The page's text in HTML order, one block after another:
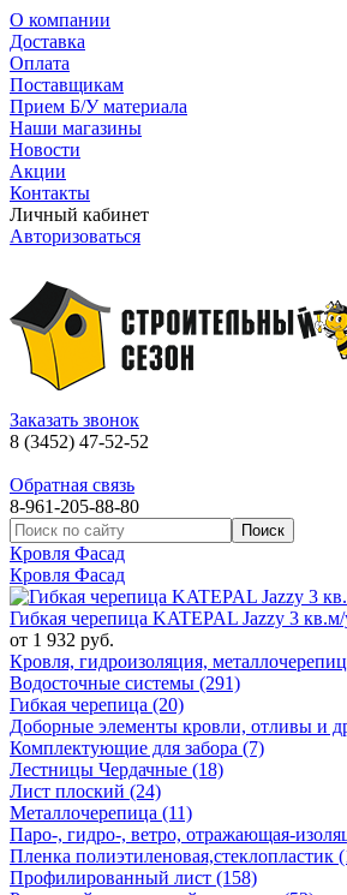
О компании
Доставка
Оплата
Поставщикам
Прием Б/У материала
Наши магазины
Новости
Акции
Контакты
Личный кабинет
Авторизоваться
Заказать звонок
8 (3452) 47-52-52
Обратная связь
8-961-205-88-80
Кровля Фасад
Кровля Фасад
Гибкая черепица KATEPAL Jazzy 3
от 1 932 руб.
Кровля, гидроизоляция,
Водосточные системы (291)
Гибкая черепица (20)
Доборные элементы кровли, отливы и
Комплектующие для забора (7)
Лестницы Чердачные (18)
Лист плоский (24)
Металлочерепица (11)
Паро-, гидро-, ветро, отражающая-
Пленка полиэтиленовая,стеклопластик
Профилированный лист (158)